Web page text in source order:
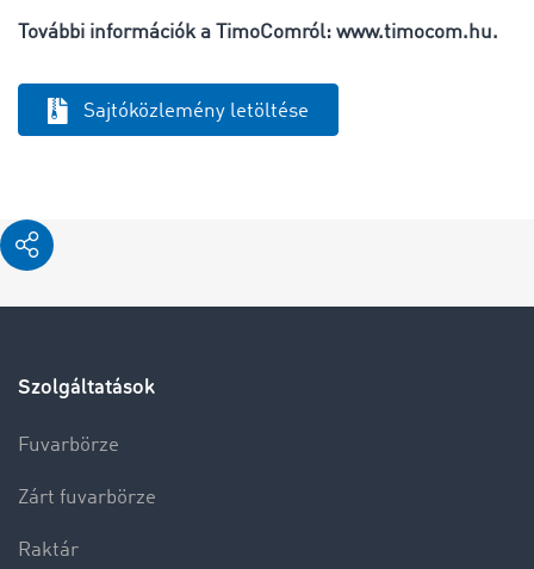
További információk a TimoComról: www.timocom.hu.
Sajtóközlemény letöltése
Szolgáltatások
Fuvarbörze
Zárt fuvarbörze
Raktár